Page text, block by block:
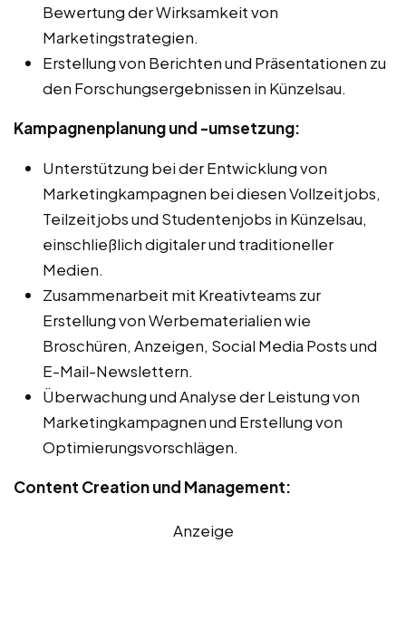
Bewertung der Wirksamkeit von
Marketingstrategien.
Erstellung von Berichten und Präsentationen zu
den Forschungsergebnissen in Künzelsau.
Kampagnenplanung und -umsetzung:
Unterstützung bei der Entwicklung von
Marketingkampagnen bei diesen Vollzeitjobs,
Teilzeitjobs und Studentenjobs in Künzelsau,
einschließlich digitaler und traditioneller
Medien.
Zusammenarbeit mit Kreativteams zur
Erstellung von Werbematerialien wie
Broschüren, Anzeigen, Social Media Posts und
E-Mail-Newslettern.
Überwachung und Analyse der Leistung von
Marketingkampagnen und Erstellung von
Optimierungsvorschlägen.
Content Creation und Management:
Anzeige